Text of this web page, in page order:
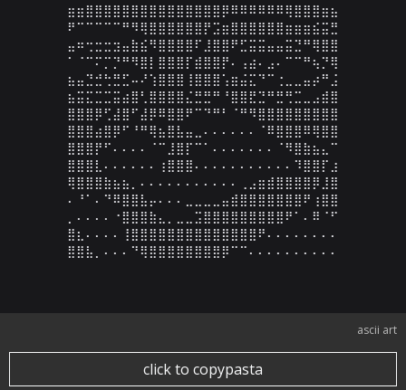
⣶⣶⣿⣿⣿⣿⣿⣿⣿⣿⣿⣿⣿⣿⣿⣿⣿⡿⠿⠿⠿⠿⠿⠿⢿⣿⣿⣿⣶⣦
⠟⠉⠉⠉⠉⠉⠛⠻⢿⣿⣿⣿⣿⣿⣿⡟⣩⣶⣿⣿⣿⣿⣿⣿⣶⣶⣶⣮⣭⣛
⣤⠶⢒⣒⣒⣲⣤⣷⣮⠻⣿⣿⣿⣿⠏⣸⣿⣿⠟⣋⣭⣭⣤⣤⣭⣙⠛⢿⣿⣿
⠁⠈⠉⠍⡉⡙⠛⠻⣿⡇⣿⣿⣿⡏⣾⣿⣿⡟⠄⢠⣴⠄⣠⠄⠉⠉⠛⢦⡙⢿
⣦⣤⣙⣚⢓⣛⣋⠤⠜⢱⣿⣿⣿⢸⣿⣿⣿⢡⣶⣬⣍⠙⠉⢐⣀⣀⣤⡴⠛⣨
⣦⣭⣍⣉⣉⣭⣴⣿⢃⣿⣿⣿⣿⣌⣛⣛⠛⠘⣿⣿⣟⣙⠛⣛⢛⣉⣀⣠⣾⣿
⣿⣿⣿⡿⢋⣼⣿⠋⣼⡿⠿⣿⣿⠟⠉⠙⠛⠃⠈⠛⠻⣿⣿⣿⣿⣿⣿⣿⣿⣿
⣿⣿⣿⣴⣿⡿⠋⠘⠛⢿⣦⣿⣧⣤⣀⠄⠄⠄⠄⠄⠄⠈⠿⣿⣿⣿⠿⢿⣿⣿
⣿⣿⣿⡟⠋⠄⠄⠄⠄⠈⠉⣸⣿⡏⠉⠁⠄⠄⠄⠄⠄⠄⠄⠈⠻⣿⣷⣦⣄⠉
⣿⣿⣿⣇⠄⠄⠄⠄⠄⠄⢰⣿⣿⣿⠄⠄⠄⠄⠄⠄⠄⠄⠄⠄⠄⠹⣿⣿⡏⣰
⢿⣿⣿⣿⣷⣦⣦⡀⠄⠄⠄⠄⠄⠄⠄⠄⠄⠄⠄⢀⣠⣶⣾⣿⣿⣿⣿⡿⣸⣿
⠄⠘⠁⠄⠙⠿⣿⣿⣧⡤⠄⠄⠄⣀⣀⣀⣀⣤⣾⣿⣿⣿⣿⣿⣿⣿⠟⢰⣿⣿
⡀⠄⠄⠄⠄⠐⣿⣿⣿⣷⣄⡀⣀⣀⣩⣿⣿⣿⣿⣿⣿⣿⣿⣿⠟⠁⠄⠿⠈⠋
⣿⣆⠄⠄⠄⠄⢸⣿⣿⣿⣿⣿⣿⣿⣿⣿⣿⣿⣿⣿⣿⠟⠄⠄⠄⠄⠄⠄⠄⠄
⣿⣿⣧⡀⠄⠄⠄⠙⢿⣿⣿⣿⣿⣿⣿⣿⣿⡿⠉⠉⠄⠄⠄⠄⠄⠄⠄⠄⠄⠄
ascii art
click to copypasta